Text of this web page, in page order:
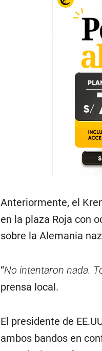
Anteriormente, el
en la plaza Roja con
sobre la Alemania
“No intentaron nada.
prensa local.
El presidente de
ambos bandos en